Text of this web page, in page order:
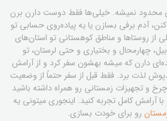
محدود نمیشه. خیلی‌ها فقط دوست دارن برن
آدم برفی بسازن یا یه پیاده‌روی حسابی تو
روستاها و مناطق کوهستانی تو استان‌های
چهارمحال و بختیاری و حتی لرستان، تو
دارن که میشه بهشون سفر کرد و از آرامش
لذت برد. فقط قبل از سفر حتماً از وضعیت
و تجهیزات زمستانی رو همراه داشته باشید
آرامش کامل تجربه کنید. اینجوری میتونی یه
رو برای خودت بسازی.